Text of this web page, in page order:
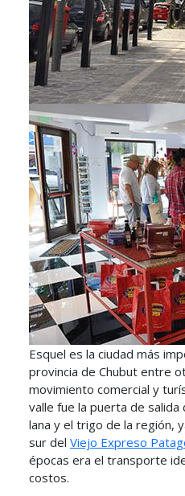
Esquel es la ciudad más
provincia de Chubut entre
movimiento comercial y
valle fue la puerta de salida
lana y el trigo de la región,
sur del Viejo Expreso
épocas era el transporte
costos.